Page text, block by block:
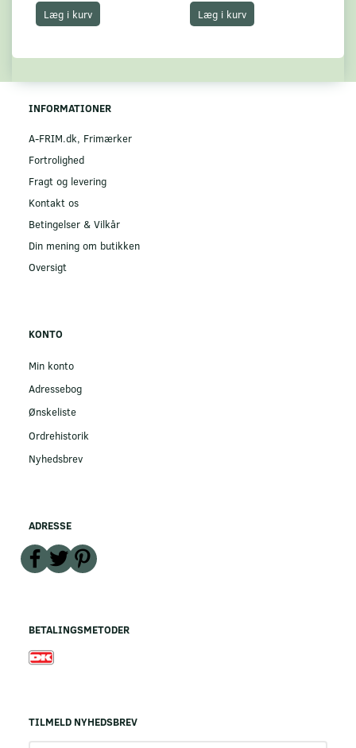
Læg i kurv Læg i kurv
INFORMATIONER
A-FRIM.dk, Frimærker
Fortrolighed
Fragt og levering
Kontakt os
Betingelser & Vilkår
Din mening om butikken
Oversigt
KONTO
Min konto
Adressebog
Ønskeliste
Ordrehistorik
Nyhedsbrev
ADRESSE
BETALINGSMETODER
TILMELD NYHEDSBREV